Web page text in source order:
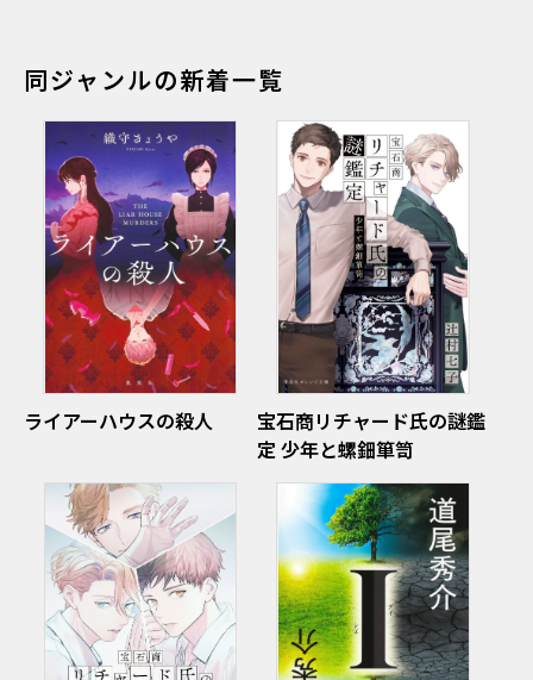
同ジャンルの新着一覧
ライアーハウスの殺人
宝石商リチャード氏の謎鑑
定 少年と螺鈿箪笥